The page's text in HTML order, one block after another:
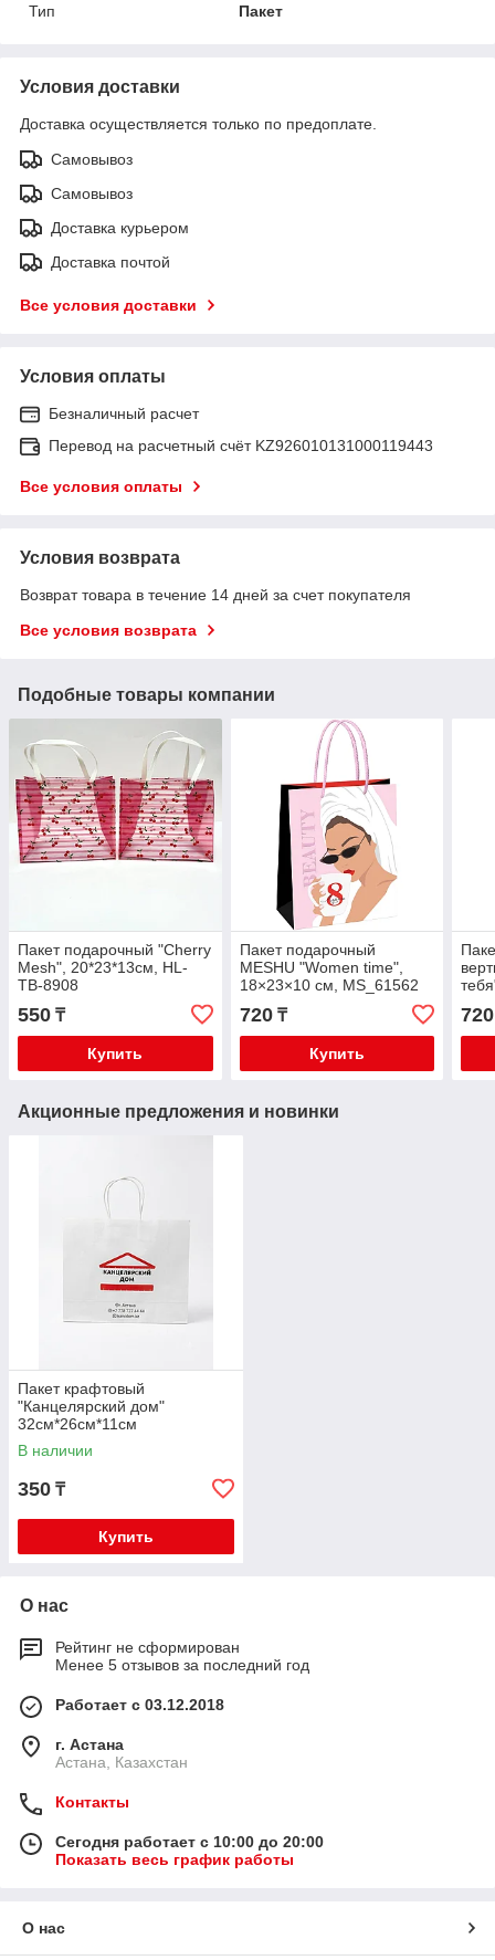
Тип
Пакет
Условия доставки
Доставка осуществляется только по предоплате.
Самовывоз
Самовывоз
Доставка курьером
Доставка почтой
Все условия доставки
Условия оплаты
Безналичный расчет
Перевод на расчетный счёт KZ926010131000119443
Все условия оплаты
Условия возврата
Возврат товара в течение 14 дней за счет покупателя
Все условия возврата
Подобные товары компании
Пакет подарочный "Cherry
Mesh", 20*23*13см, HL-
TB-8908
550 ₸
Купить
Пакет подарочный
MESHU "Women time",
18×23×10 см, MS_61562
720₸
Купить
720
Акционные предложения и новинки
Пакет крафтовый
"Канцелярский дом"
32см*26см*11см
В наличии
350 ₸
Купить
О нас
Рейтинг не сформирован
Менее 5 отзывов за последний год
Работает с 03.12.2018
г. Астана
Астана, Казахстан
Контакты
Сегодня работает с 10:00 до 20:00
Показать весь график работы
О нас